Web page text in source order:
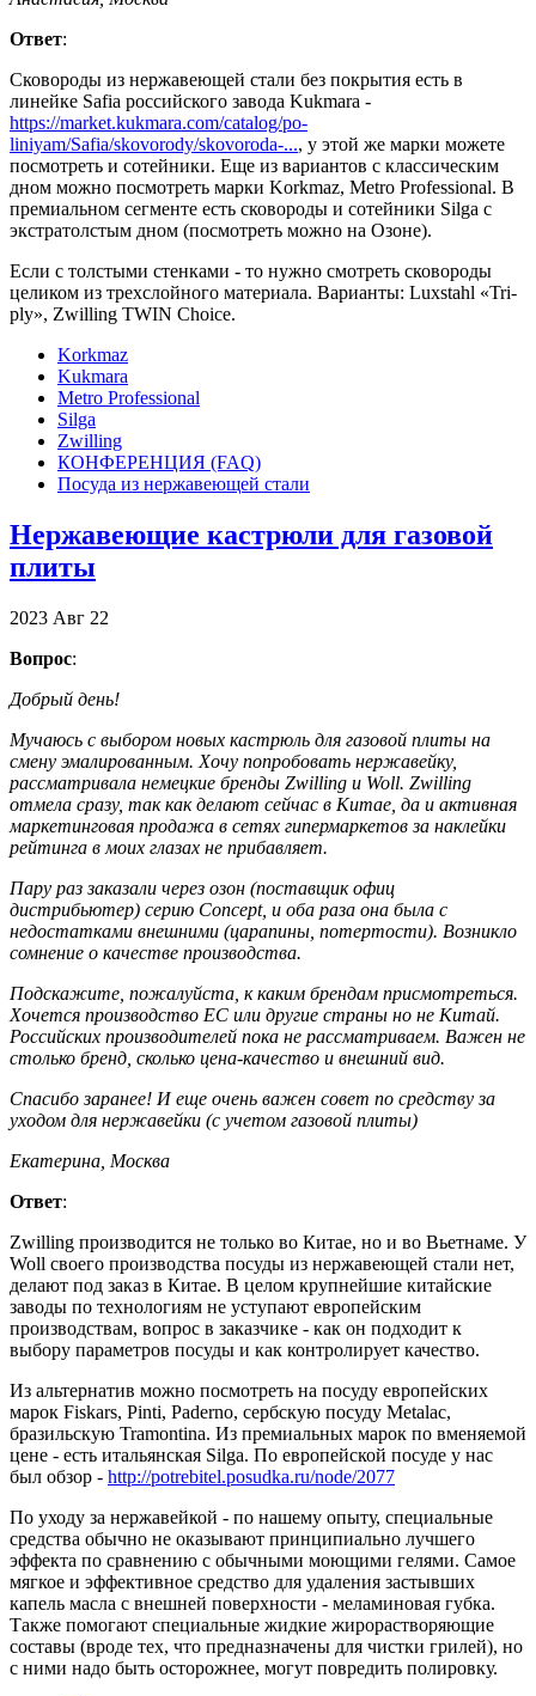
Ответ:
Сковороды из нержавеющей стали без покрытия есть в
линейке Safia российского завода Kukmara -
https://market.kukmara.com/catalog/po-
liniyam/Safia/skovorody/skovoroda-..., у этой же марки можете
посмотреть и сотейники. Еще из вариантов с классическим
дном можно посмотреть марки Korkmaz, Metro Professional. В
премиальном сегменте есть сковороды и сотейники Silga с
экстратолстым дном (посмотреть можно на Озоне).
Если с толстыми стенками - то нужно смотреть сковороды
целиком из трехслойного материала. Варианты: Luxstahl «Tri-
ply», Zwilling TWIN Choice.
Korkmaz
Kukmara
Metro Professional
Silga
Zwilling
КОНФЕРЕНЦИЯ (FAQ)
Посуда из нержавеющей стали
Нержавеющие кастрюли для газовой
плиты
2023 Авг 22
Вопрос:
Добрый день!
Мучаюсь с выбором новых кастрюль для газовой плиты на
смену эмалированным. Хочу попробовать нержавейку,
рассматривала немецкие бренды Zwilling и Woll. Zwilling
отмела сразу, так как делают сейчас в Китае, да и активная
маркетинговая продажа в сетях гипермаркетов за наклейки
рейтинга в моих глазах не прибавляет.
Пару раз заказали через озон (поставщик офиц
дистрибьютер) серию Concept, и оба раза она была с
недостатками внешними (царапины, потертости). Возникло
сомнение о качестве производства.
Подскажите, пожалуйста, к каким брендам присмотреться.
Хочется производство ЕС или другие страны но не Китай.
Российских производителей пока не рассматриваем. Важен не
столько бренд, сколько цена-качество и внешний вид.
Спасибо заранее! И еще очень важен совет по средству за
уходом для нержавейки (с учетом газовой плиты)
Екатерина, Москва
Ответ:
Zwilling производится не только во Китае, но и во Вьетнаме. У
Woll своего производства посуды из нержавеющей стали нет,
делают под заказ в Китае. В целом крупнейшие китайские
заводы по технологиям не уступают европейским
производствам, вопрос в заказчике - как он подходит к
выбору параметров посуды и как контролирует качество.
Из альтернатив можно посмотреть на посуду европейских
марок Fiskars, Pinti, Paderno, сербскую посуду Metalac,
бразильскую Tramontina. Из премиальных марок по вменяемой
цене - есть итальянская Silga. По европейской посуде у нас
был обзор - http://potrebitel.posudka.ru/node/2077
По уходу за нержавейкой - по нашему опыту, специальные
средства обычно не оказывают принципиально лучшего
эффекта по сравнению с обычными моющими гелями. Самое
мягкое и эффективное средство для удаления застывших
капель масла с внешней поверхности - меламиновая губка.
Также помогают специальные жидкие жирорастворяющие
составы (вроде тех, что предназначены для чистки грилей), но
с ними надо быть осторожнее, могут повредить полировку.